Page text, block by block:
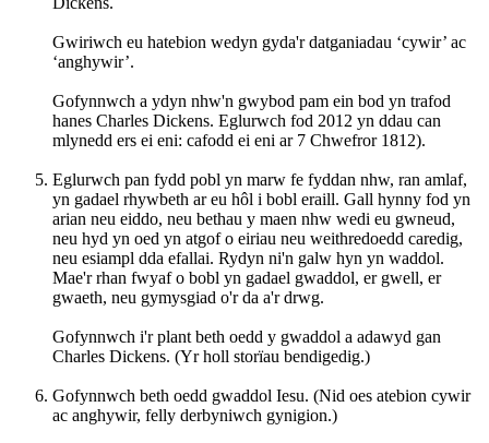
Gwiriwch eu hatebion wedyn gyda'r datganiadau ‘cywir’ ac
‘anghywir’.
Gofynnwch a ydyn nhw'n gwybod pam ein bod yn trafod
hanes Charles Dickens. Eglurwch fod 2012 yn ddau can
mlynedd ers ei eni: cafodd ei eni ar 7 Chwefror 1812).
Eglurwch pan fydd pobl yn marw fe fyddan nhw, ran amlaf,
yn gadael rhywbeth ar eu hôl i bobl eraill. Gall hynny fod yn
arian neu eiddo, neu bethau y maen nhw wedi eu gwneud,
neu hyd yn oed yn atgof o eiriau neu weithredoedd caredig,
neu esiampl dda efallai. Rydyn ni'n galw hyn yn waddol.
Mae'r rhan fwyaf o bobl yn gadael gwaddol, er gwell, er
gwaeth, neu gymysgiad o'r da a'r drwg.
Gofynnwch i'r plant beth oedd y gwaddol a adawyd gan
Charles Dickens. (Yr holl storïau bendigedig.)
Gofynnwch beth oedd gwaddol Iesu. (Nid oes atebion cywir
ac anghywir, felly derbyniwch gynigion.)